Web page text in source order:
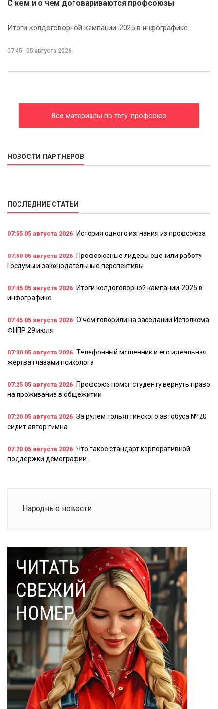
С кем и о чем договариваются профсоюзы
Итоги колдоговорной кампании-2025 в инфографике
07:45 05 августа 2026
Все материалы по тегу: профсоюз
НОВОСТИ ПАРТНЕРОВ
ПОСЛЕДНИЕ СТАТЬИ
07:55 05 августа 2026 История одного изгнания из профсоюза
07:50 05 августа 2026
Профсоюзные лидеры оценили работу
Госдумы и законодательные перспективы
07:45 05 августа 2026
Итоги колдоговорной кампании-2025 в
инфографике
07:45 05 августа 2026 О чем говорили на заседании Исполкома
ФНПР 29 июля
07:30 05 августа 2026 Телефонный мошенник и его идеальная
жертва глазами психолога
07:25 05 августа 2026
Профсоюз помог студенту вернуть право
на проживание в общежитии
07:20 05 августа 2026 За рулем тольяттинского автобуса № 20
сидит автор гимна
07:20 05 августа 2026 Что такое стандарт корпоративной
поддержки демографии
Народные новости